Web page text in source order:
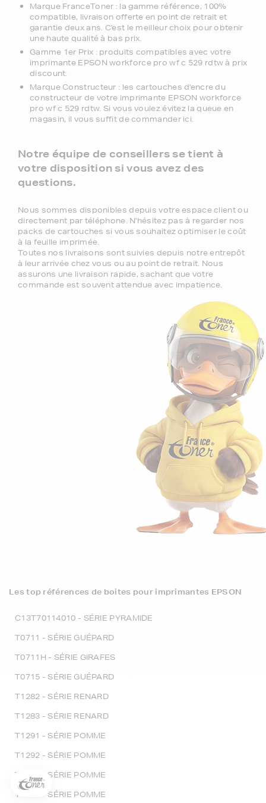
Marque FranceToner : la gamme référence, 100%
compatible, livraison offerte en point de retrait et
garantie deux ans. C'est le meilleur choix pour obtenir
une haute qualité à bas prix.
Gamme 1er Prix : produits compatibles avec votre
imprimante EPSON workforce pro wf c 529 rdtw à prix
discount.
Marque Constructeur : les cartouches d'encre du
constructeur de votre imprimante EPSON workforce
pro wf c 529 rdtw. Si vous voulez évitez la queue en
magasin, il vous suffit de commander ici.
Notre équipe de conseillers se tient à
votre disposition si vous avez des
questions.
Nous sommes disponibles depuis votre espace client ou
directement par téléphone. N'hésitez pas à regarder nos
packs de cartouches si vous souhaitez optimiser le coût
à la feuille imprimée.
Toutes nos livraisons sont suivies depuis notre entrepôt
à leur arrivée chez vous ou au point de retrait. Nous
assurons une livraison rapide, sachant que votre
commande est souvent attendue avec impatience.
Les top références de boites pour imprimantes EPSON
C13T70114010 - SÉRIE PYRAMIDE
T0711 - SÉRIE GUÉPARD
T0711H - SÉRIE GIRAFES
T0715 - SÉRIE GUÉPARD
T1282 - SÉRIE RENARD
T1283 - SÉRIE RENARD
T1291 - SÉRIE POMME
T1292 - SÉRIE POMME
T1293 - SÉRIE POMME
T1294 - SÉRIE POMME
5€ offerts sur votre 1ère
commande !
bénéficiez immédiatement
commande * !